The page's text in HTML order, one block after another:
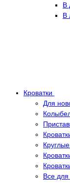
В
В
Кроватки
Для
Все для